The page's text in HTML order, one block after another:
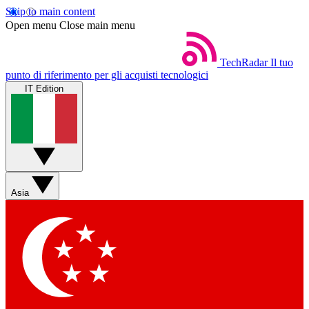
Skip to main content
Open menu Close main menu
TechRadar Il tuo
punto di riferimento per gli acquisti tecnologici
IT Edition
Asia